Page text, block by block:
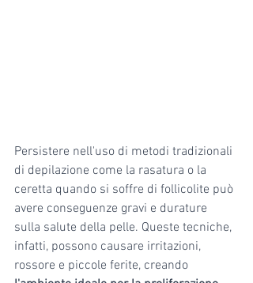
Persistere nell'uso di metodi tradizionali
di depilazione come la rasatura o la
ceretta quando si soffre di follicolite può
avere conseguenze gravi e durature
sulla salute della pelle. Queste tecniche,
infatti, possono causare irritazioni,
rossore e piccole ferite, creando